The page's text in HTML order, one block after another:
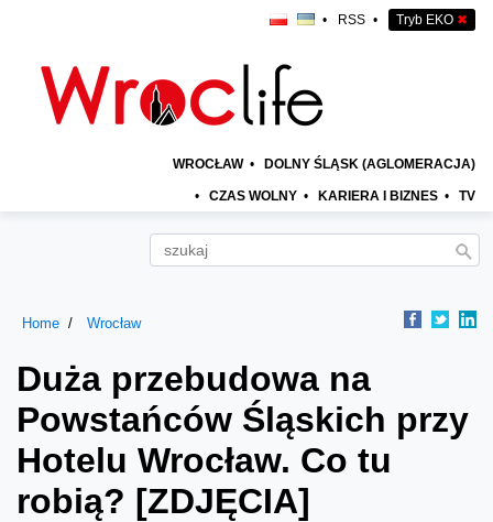
• RSS • Tryb EKO ✖
WROCŁAW • DOLNY ŚLĄSK (AGLOMERACJA)
• CZAS WOLNY • KARIERA I BIZNES • TV
Home Wrocław
Duża przebudowa na
Powstańców Śląskich przy
Hotelu Wrocław. Co tu
robią? [ZDJĘCIA]